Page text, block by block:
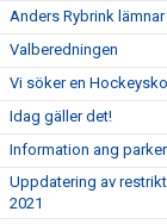
Anders Rybrink lämnar
Valberedningen
Vi söker en
Idag gäller det!
Information ang
Uppdatering av
2021